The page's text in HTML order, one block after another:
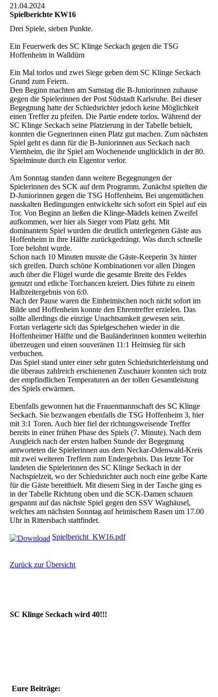
21.04.2024
Spielberichte KW16
Drei Spiele, sieben Punkte.
Ein Feuerwerk des SC Klinge Seckach gegen die TSG
Hoffenheim in Walldürn
Ein Mal torlos und zwei Siege geben dem SC Klinge Seckach
Grund zum Feiern.
Den Beginn machten am Samstag die B-Juniorinnen zuhause
gegen die Spielerinnen der Post Südstadt Karlsruhe. Bei dieser
Begegnung hatte der Schiedsrichter jedoch keine Möglichkeit
einen Treffer zu pfeifen. Die Partie endete torlos. Während der
SC Klinge Seckach seine Platzierung in der Tabelle behielt,
konnten die Gegnerinnen einen Platz gut machen. Zum nächsten
Spiel geht es dann für die B-Juniorinnen aus Seckach nach
Viernheim, die ihr Spiel am Wochenende unglücklich in der 80.
Spielminute durch ein Eigentor verlor.
Am Sonntag standen dann weitere Begegnungen der
Spielerinnen des SCK auf dem Programm. Zunächst spielten die
D-Juniorinnen gegen die TSG Hoffenheim. Bei ungemütlichen
nasskalten Bedingungen entwickelte sich sofort ein Spiel auf ein
Tor. Von Beginn an ließen die Klinge-Mädels keinen Zweifel
aufkommen, wer hier als Sieger vom Platz geht. Mit
dominantem Spiel wurden die deutlich unterlegenen Gäste aus
Hoffenheim in ihre Hälfte zurückgedrängt. Was durch schnelle
Tore belohnt wurde.
Schon nach 10 Minuten musste die Gäste-Keeperin 3x hinter
sich greifen. Durch schöne Kombinationen vor allen Dingen
auch über die Flügel wurde die gesamte Breite des Feldes
genutzt und etliche Torchancen kreiert. Dies führte zu einem
Halbzeitergebnis von 6:0.
Nach der Pause waren die Einheimischen noch nicht sofort im
Bilde und Hoffenheim konnte den Ehrentreffer erzielen. Das
sollte allerdings die einzige Unachtsamkeit gewesen sein.
Fortan verlagerte sich das Spielgeschehen wieder in die
Hoffenheimer Hälfte und die Bauländerinnen konnten weiterhin
überzeugen und einen souveränen 11:1 Heimsieg für sich
verbuchen.
Das Spiel stand unter einer sehr guten Schiedsrichterleistung und
die überaus zahlreich erschienenen Zuschauer konnten sich trotz
der empfindlichen Temperaturen an der tollen Gesamtleistung
des Spiels erwärmen.
Ebenfalls gewonnen hat die Frauenmannschaft des SC Klinge
Seckach. Sie bezwangen ebenfalls die TSG Hoffenheim 3, hier
mit 3:1 Toren. Auch hier fiel der richtungsweisende Treffer
bereits in einer frühen Phase des Spiels (7. Minute). Nach dem
Ausgleich nach der ersten halben Stunde der Begegnung
antworteten die Spielerinnen aus dem Neckar-Odenwald-Kreis
mit zwei weiteren Treffern zum Endergebnis. Das letzte Tor
landeten die Spielerinnen des SC Klinge Seckach in der
Nachspielzeit, wo der Schiedsrichter auch noch eine gelbe Karte
für die Gäste bereithielt. Mit diesem Sieg in der Tasche ging es
in der Tabelle Richtung oben und die SCK-Damen schauen
gespannt auf das nächste Spiel gegen den SSV Waghäusel,
welches am nächsten Sonntag auf heimischem Rasen um 17.00
Uhr in Rittersbach stattfindet.
Spielbericht_KW16.pdf
Zurück zur Übersicht
SC Klinge Seckach wird 40!!!
Eure Beiträge: